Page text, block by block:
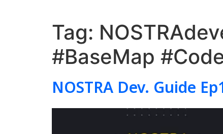
Tag:
#BaseMap
NOSTRA Dev. Guide